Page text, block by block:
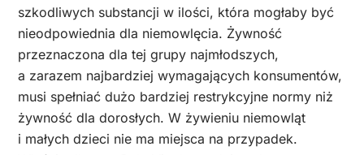
szkodliwych substancji w ilości, która mogłaby być
nieodpowiednia dla niemowlęcia. Żywność
przeznaczona dla tej grupy najmłodszych,
a zarazem najbardziej wymagających konsumentów,
musi spełniać dużo bardziej restrykcyjne normy niż
żywność dla dorosłych. W żywieniu niemowląt
i małych dzieci nie ma miejsca na przypadek.